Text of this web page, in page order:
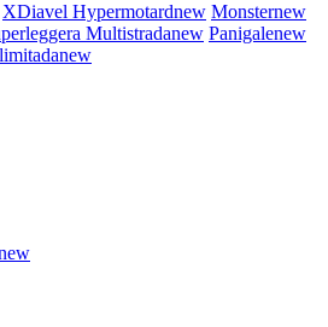
XDiavel Hypermotardnew Monsternew
Multistradanew Panigalenew
new